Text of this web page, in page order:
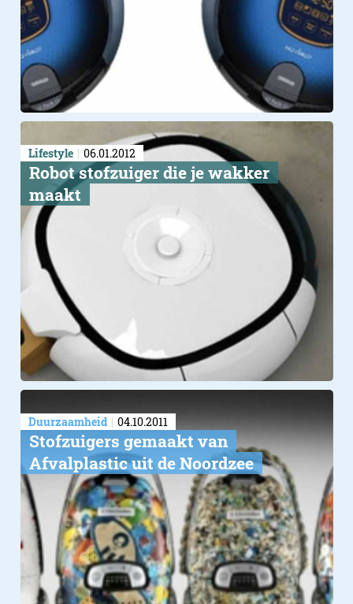
Lifestyle 06.01.2012
Robot stofzuiger die je wakker
maakt
Duurzaamheid 04.10.2011
Stofzuigers gemaakt van
Afvalplastic uit de Noordzee